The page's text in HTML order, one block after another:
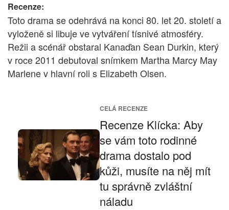
Recenze:
Toto drama se odehrává na konci 80. let 20. století a
vyloženě si libuje ve vytváření tísnivé atmosféry.
Režii a scénář obstaral Kanaďan Sean Durkin, který
v roce 2011 debutoval snímkem Martha Marcy May
Marlene v hlavní roli s Elizabeth Olsen.
CELÁ RECENZE
Recenze Klícka: Aby
se vám toto rodinné
drama dostalo pod
kůži, musíte na něj mít
tu správně zvláštní
náladu